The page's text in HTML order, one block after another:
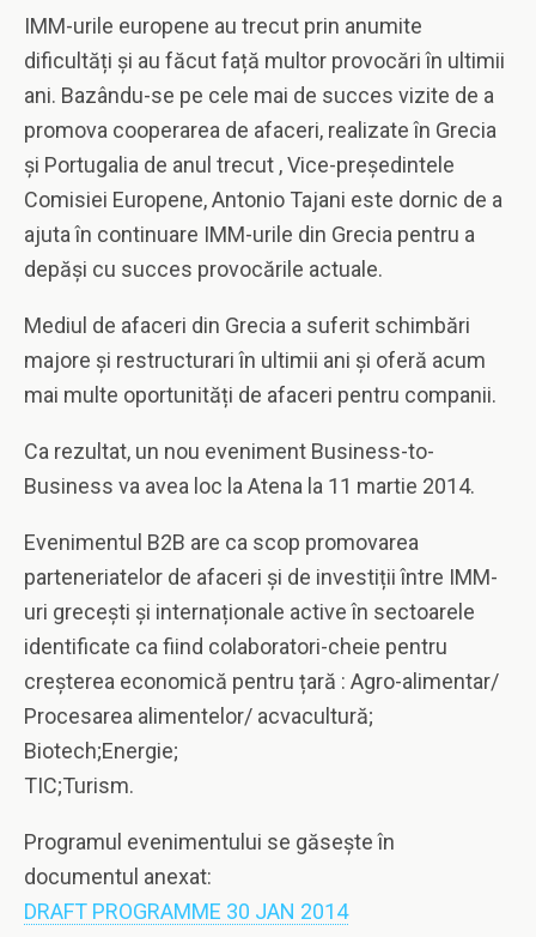
IMM-urile europene au trecut prin anumite
dificultăți și au făcut față multor provocări în ultimii
ani. Bazându-se pe cele mai de succes vizite de a
promova cooperarea de afaceri, realizate în Grecia
și Portugalia de anul trecut , Vice-președintele
Comisiei Europene, Antonio Tajani este dornic de a
ajuta în continuare IMM-urile din Grecia pentru a
depăși cu succes provocările actuale.
Mediul de afaceri din Grecia a suferit schimbări
majore și restructurari în ultimii ani și oferă acum
mai multe oportunități de afaceri pentru companii.
Ca rezultat, un nou eveniment Business-to-
Business va avea loc la Atena la 11 martie 2014.
Evenimentul B2B are ca scop promovarea
parteneriatelor de afaceri și de investiții între IMM-
uri grecești și internaționale active în sectoarele
identificate ca fiind colaboratori-cheie pentru
creșterea economică pentru țară : Agro-alimentar/
Procesarea alimentelor/ acvacultură;
Biotech;Energie;
TIC;Turism.
Programul evenimentului se găsește în
documentul anexat:
DRAFT PROGRAMME 30 JAN 2014